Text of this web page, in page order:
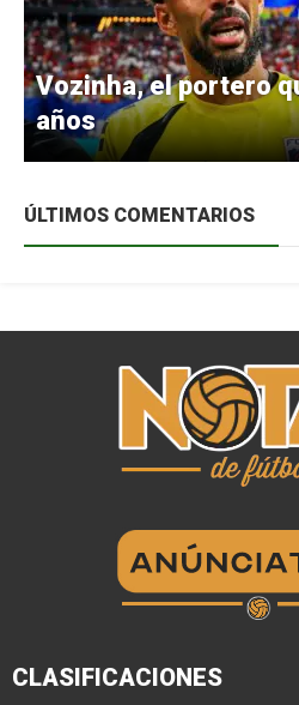
Vozinha, el portero
años
ÚLTIMOS COMENTARIOS
CLASIFICACIONES